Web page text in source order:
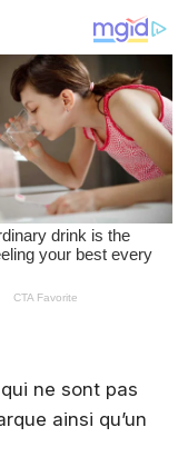
ne sont pas
ainsi qu’un